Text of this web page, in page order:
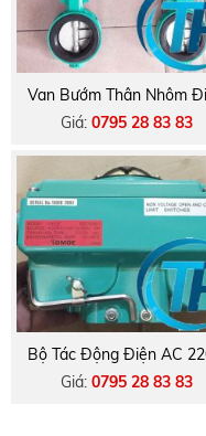
Van Bướm Thân Nhôm
Khiển Bằng Điện
Giá: 0795 28 83 83
Bộ Tác Động Điện AC
Giá: 0795 28 83 83